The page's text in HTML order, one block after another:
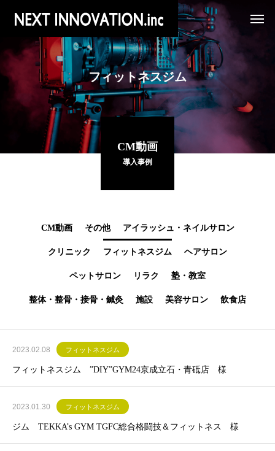
フィットネスジム
CM動画
導入事例
CM動画 その他 アイラッシュ・ネイルサロン
クリニック フィットネスジム ヘアサロン
ペットサロン リラク 塾・教室
整体・整骨・接骨・鍼灸 施設 美容サロン 飲食店
2023.02.08 フィットネスジム
フィットネスジム ”DIY”GYM24京成立石・青砥店 様
2023.01.30 フィットネスジム
ジム TEKKA’s GYM TGFC総合格闘技＆フィットネス 様